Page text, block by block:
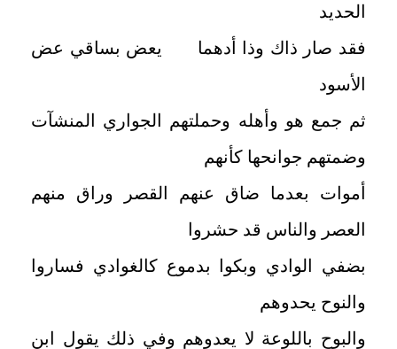
الحديد
فقد صار ذاك وذا أدهما يعض بساقي عض
الأسود
ثم جمع هو وأهله وحملتهم الجواري المنشآت
وضمتهم جوانحها كأنهم
أموات بعدما ضاق عنهم القصر وراق منهم
العصر والناس قد حشروا
بضفي الوادي وبكوا بدموع كالغوادي فساروا
والنوح يحدوهم
والبوح باللوعة لا يعدوهم وفي ذلك يقول ابن